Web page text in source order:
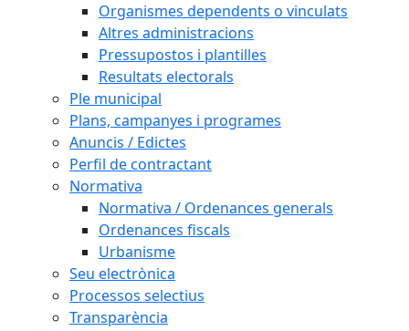
Organismes dependents o vinculats
Altres administracions
Pressupostos i plantilles
Resultats electorals
Ple municipal
Plans, campanyes i programes
Anuncis / Edictes
Perfil de contractant
Normativa
Normativa / Ordenances generals
Ordenances fiscals
Urbanisme
Seu electrònica
Processos selectius
Transparència